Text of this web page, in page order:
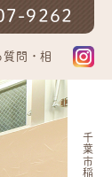
9262
質問・相